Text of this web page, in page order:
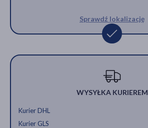
Sprawdź lokalizację
WYSYŁKA KURIEREM
Kurier DHL
Kurier GLS